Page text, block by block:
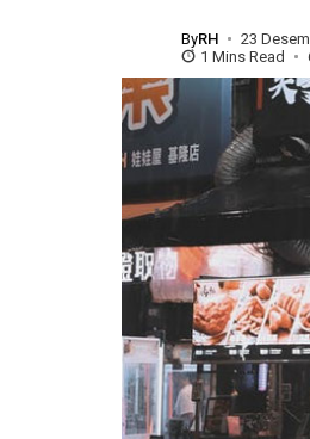
ByRH
23
1 Mins Read